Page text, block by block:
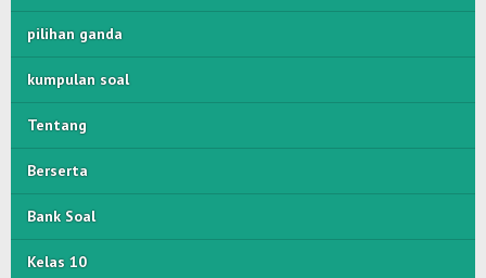
pilihan ganda
kumpulan soal
Tentang
Berserta
Bank Soal
Kelas 10